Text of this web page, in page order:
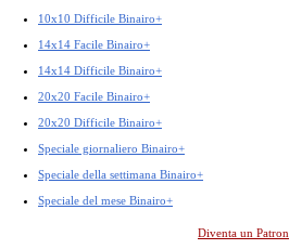
10x10 Difficile Binairo+
14x14 Facile Binairo+
14x14 Difficile Binairo+
20x20 Facile Binairo+
20x20 Difficile Binairo+
Speciale giornaliero Binairo+
Speciale della settimana Binairo+
Speciale del mese Binairo+
Diventa un Patron